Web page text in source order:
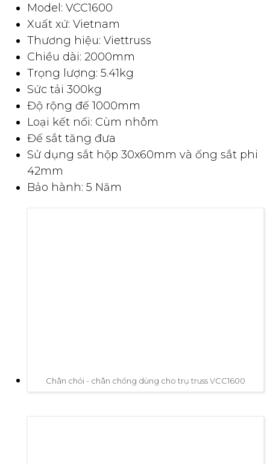
Model: VCC1600
Xuất xứ: Vietnam
Thương hiệu: Viettruss
Chiều dài: 2000mm
Trọng lượng: 5.41kg
Sức tải 300kg
Độ rộng đế 1000mm
Loại kết nối: Cùm nhôm
Đế sắt tăng đưa
Sử dụng sắt hộp 30x60mm và ống sắt phi
42mm
Bảo hành: 5 Năm